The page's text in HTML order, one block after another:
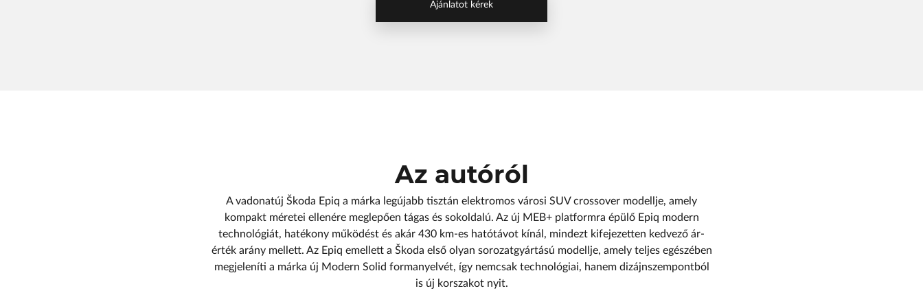
Ajánlatot kérek
Az autóról
A vadonatúj Škoda Epiq a márka legújabb tisztán elektromos városi SUV crossover modellje, amely
kompakt méretei ellenére meglepően tágas és sokoldalú. Az új MEB+ platformra épülő Epiq modern
technológiát, hatékony működést és akár 430 km-es hatótávot kínál, mindezt kifejezetten kedvező ár-
érték arány mellett. Az Epiq emellett a Škoda első olyan sorozatgyártású modellje, amely teljes egészében
megjeleníti a márka új Modern Solid formanyelvét, így nemcsak technológiai, hanem dizájnszempontból
is új korszakot nyit.